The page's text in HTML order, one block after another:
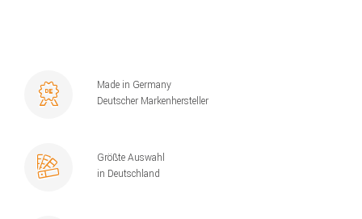
Made in Germany
Deutscher Markenhersteller
Größte Auswahl
in Deutschland